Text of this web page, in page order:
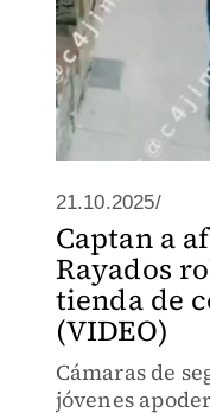
21.10.2025/
Captan a
Rayados
tienda de
(VIDEO)
Cámaras de
jóvenes